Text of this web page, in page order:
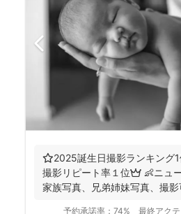
⭐️2025誕生日撮影ランキング
撮影リピート率１位👑 👶ニュ
家族写真、兄弟姉妹写真、撮
予約承諾率： 74% 最終アクテ